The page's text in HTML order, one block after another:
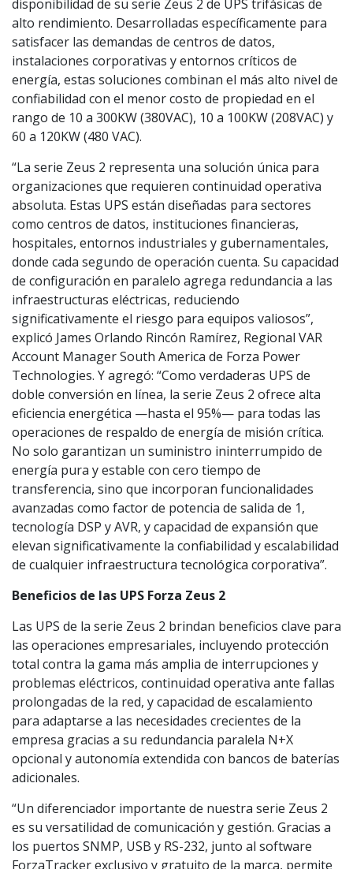
disponibilidad de su serie Zeus 2 de UPS trifásicas de
alto rendimiento. Desarrolladas específicamente para
satisfacer las demandas de centros de datos,
instalaciones corporativas y entornos críticos de
energía, estas soluciones combinan el más alto nivel de
confiabilidad con el menor costo de propiedad en el
rango de 10 a 300KW (380VAC), 10 a 100KW (208VAC) y
60 a 120KW (480 VAC).
“La serie Zeus 2 representa una solución única para
organizaciones que requieren continuidad operativa
absoluta. Estas UPS están diseñadas para sectores
como centros de datos, instituciones financieras,
hospitales, entornos industriales y gubernamentales,
donde cada segundo de operación cuenta. Su capacidad
de configuración en paralelo agrega redundancia a las
infraestructuras eléctricas, reduciendo
significativamente el riesgo para equipos valiosos”,
explicó James Orlando Rincón Ramírez, Regional VAR
Account Manager South America de Forza Power
Technologies. Y agregó: “Como verdaderas UPS de
doble conversión en línea, la serie Zeus 2 ofrece alta
eficiencia energética —hasta el 95%— para todas las
operaciones de respaldo de energía de misión crítica.
No solo garantizan un suministro ininterrumpido de
energía pura y estable con cero tiempo de
transferencia, sino que incorporan funcionalidades
avanzadas como factor de potencia de salida de 1,
tecnología DSP y AVR, y capacidad de expansión que
elevan significativamente la confiabilidad y escalabilidad
de cualquier infraestructura tecnológica corporativa”.
Beneficios de las UPS Forza Zeus 2
Las UPS de la serie Zeus 2 brindan beneficios clave para
las operaciones empresariales, incluyendo protección
total contra la gama más amplia de interrupciones y
problemas eléctricos, continuidad operativa ante fallas
prolongadas de la red, y capacidad de escalamiento
para adaptarse a las necesidades crecientes de la
empresa gracias a su redundancia paralela N+X
opcional y autonomía extendida con bancos de baterías
adicionales.
“Un diferenciador importante de nuestra serie Zeus 2
es su versatilidad de comunicación y gestión. Gracias a
los puertos SNMP, USB y RS-232, junto al software
ForzaTracker exclusivo y gratuito de la marca, permite